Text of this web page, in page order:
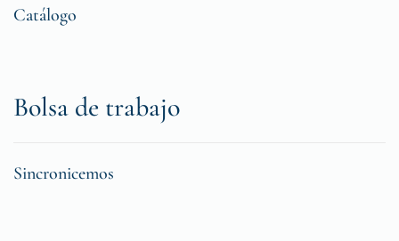
Catálogo
Bolsa de trabajo
Sincronicemos